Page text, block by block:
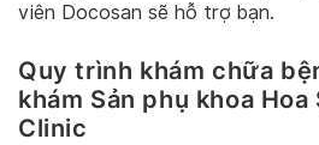
viên Docosan sẽ hỗ trợ bạn.
Quy trình khám chữa
khám Sản phụ khoa Hoa
Clinic